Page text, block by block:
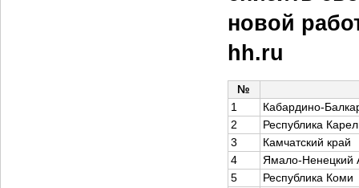
новой
hh.ru
№
1
Кабардино-
2
Республика
3
Камчатский край
4
Ямало-Ненецкий
5
Республика Коми